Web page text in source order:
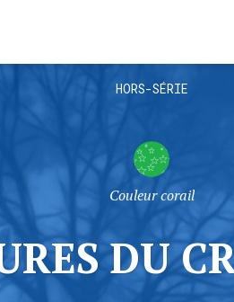
HORS-SÉRIE
Couleur corail
DU